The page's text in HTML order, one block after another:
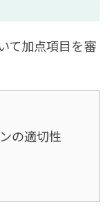
て加点項目を審
の適切性